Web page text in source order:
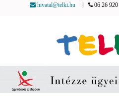
hivatal@telki.hu 06 26 920